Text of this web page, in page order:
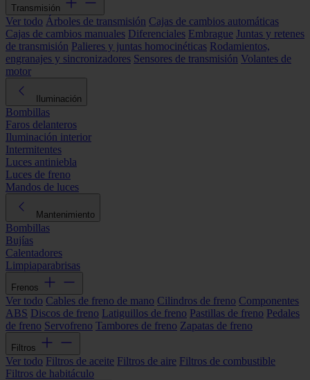
Transmisión
Ver todo Árboles de transmisión Cajas de cambios automáticas
Cajas de cambios manuales Diferenciales Embrague Juntas y retenes
de transmisión Palieres y juntas homocinéticas Rodamientos,
engranajes y sincronizadores Sensores de transmisión Volantes de
motor
Iluminación
Bombillas
Faros delanteros
Iluminación interior
Intermitentes
Luces antiniebla
Luces de freno
Mandos de luces
Mantenimiento
Bombillas
Bujías
Calentadores
Limpiaparabrisas
Frenos
Ver todo Cables de freno de mano Cilindros de freno Componentes
ABS Discos de freno Latiguillos de freno Pastillas de freno Pedales
de freno Servofreno Tambores de freno Zapatas de freno
Filtros
Ver todo Filtros de aceite Filtros de aire Filtros de combustible
Filtros de habitáculo